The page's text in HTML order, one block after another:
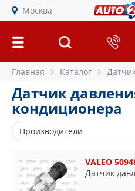
Москва
Главная Каталог
Датчик
кондиционера
Производители
ASPARTS
BMW
DENSO
VALEO
Датчик